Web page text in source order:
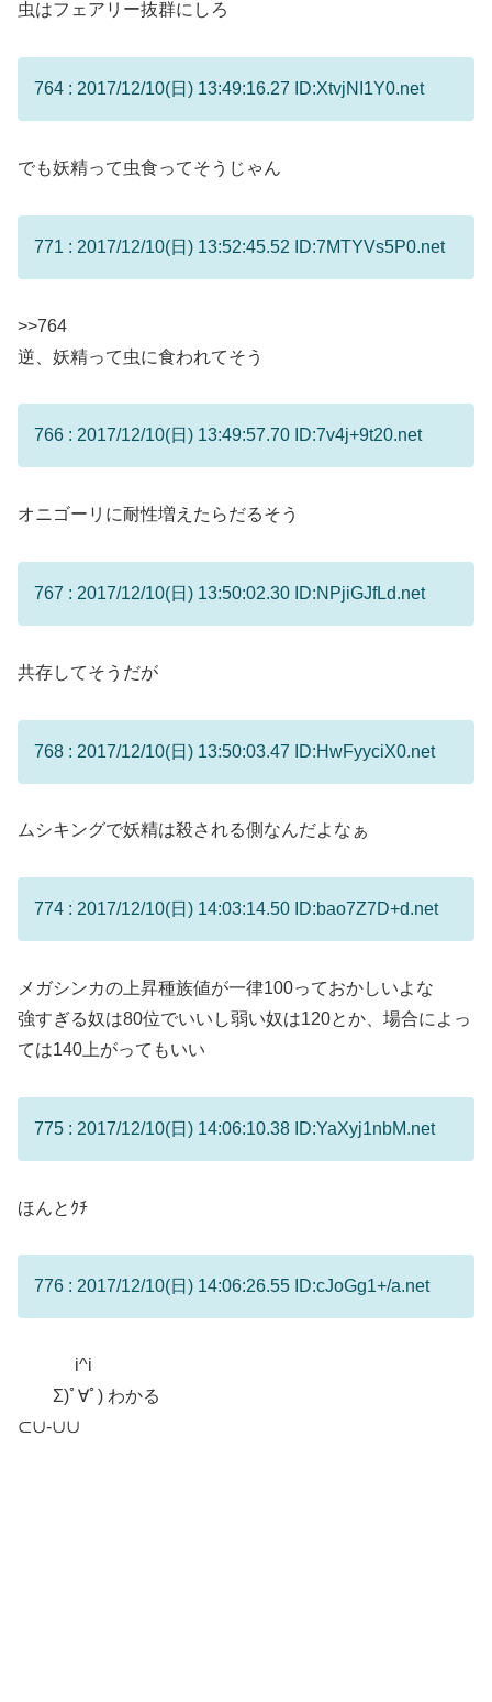
虫はフェアリー抜群にしろ
764 : 2017/12/10(日) 13:49:16.27 ID:XtvjNI1Y0.net
でも妖精って虫食ってそうじゃん
771 : 2017/12/10(日) 13:52:45.52 ID:7MTYVs5P0.net
>>764
逆、妖精って虫に食われてそう
766 : 2017/12/10(日) 13:49:57.70 ID:7v4j+9t20.net
オニゴーリに耐性増えたらだるそう
767 : 2017/12/10(日) 13:50:02.30 ID:NPjiGJfLd.net
共存してそうだが
768 : 2017/12/10(日) 13:50:03.47 ID:HwFyyciX0.net
ムシキングで妖精は殺される側なんだよなぁ
774 : 2017/12/10(日) 14:03:14.50 ID:bao7Z7D+d.net
メガシンカの上昇種族値が一律100っておかしいよな
強すぎる奴は80位でいいし弱い奴は120とか、場合によっ
ては140上がってもいい
775 : 2017/12/10(日) 14:06:10.38 ID:YaXyj1nbM.net
ほんとｸﾁ
776 : 2017/12/10(日) 14:06:26.55 ID:cJoGg1+/a.net
i^i
Σ)ﾟ∀ﾟ) わかる
⊂∪-∪∪